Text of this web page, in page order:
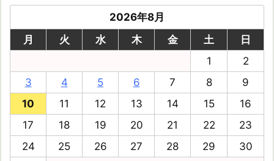
2026年8月
月
火 水 木 金 土
日
1
2
3
4 5 6 7 8
9
10
11 12 13 14 15
16
17
18 19 20 21 22
23
24
25 26 27 28 29
30